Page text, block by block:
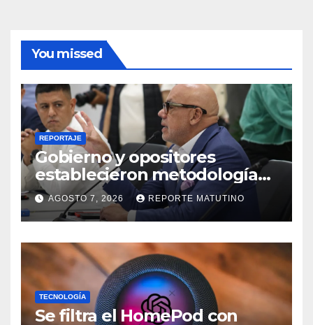
You missed
REPORTAJE
Gobierno y opositores
establecieron metodología
para el proceso de diálogo en
Venezuela
AGOSTO 7, 2026 REPORTE MATUTINO
TECNOLOGÍA
Se filtra el HomePod con